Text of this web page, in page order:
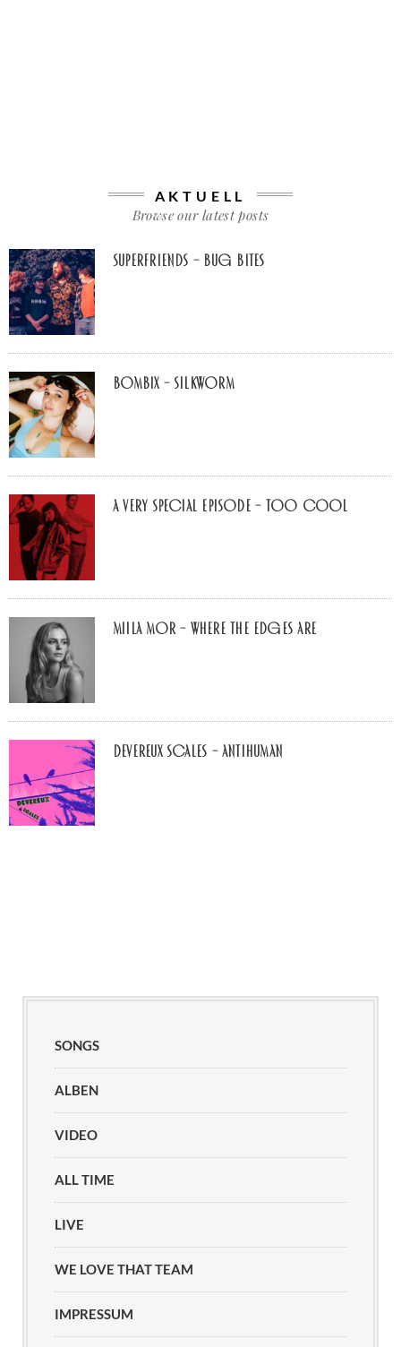
AKTUELL
Browse our latest posts
Superfriends – Bug Bites
Bombix – Silkworm
A Very Special Episode – Too Cool
Miila Mor – Where The Edges Are
Devereux Scales – Antihuman
SONGS
ALBEN
VIDEO
ALL TIME
LIVE
WE LOVE THAT TEAM
IMPRESSUM